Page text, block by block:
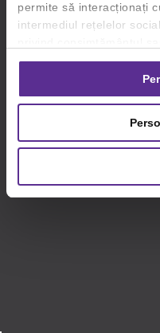
permite să interacționați
intermediul rețelelor
consimțământul oricând,
setările dvs. de cookie-uri.
privind utilizarea